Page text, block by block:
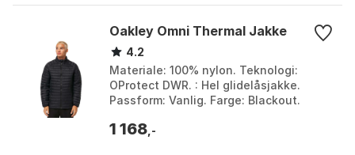
Oakley Omni Thermal Jakke
4.2
Materiale: 100% nylon. Teknologi:
OProtect DWR. : Hel glidelåsjakke.
Passform: Vanlig. Farge: Blackout.
1 168 ,-